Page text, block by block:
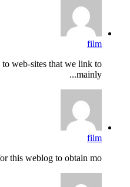
film
web-sites that we link to
mainly...
film
this weblog to obtain mo...